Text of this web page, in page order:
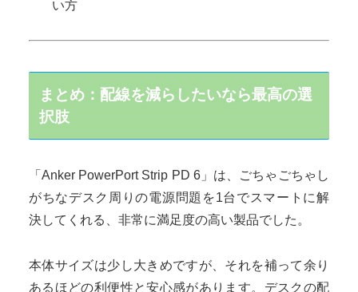
い方
まとめ：配線を減らしたいなら最高の選
択肢
「Anker PowerPort Strip PD 6」は、ごちゃごちゃし
がちなデスク周りの電源問題を1台でスマートに解
決してくれる、非常に満足度の高い製品でした。
本体サイズは少し大きめですが、それを補って余り
あるほどの利便性と安心感があります。デスクの配